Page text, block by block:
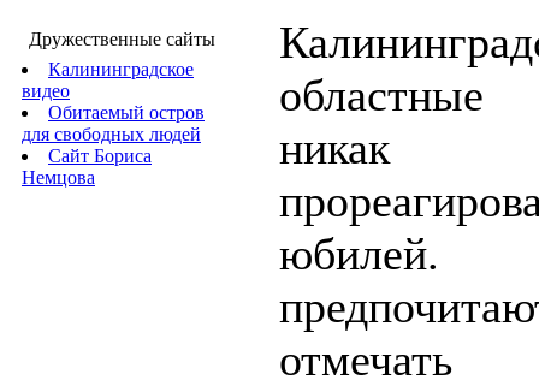
Дружественные сайты
Калининградское
видео
Обитаемый остров
для свободных людей
Сайт Бориса
Немцова
отмечать